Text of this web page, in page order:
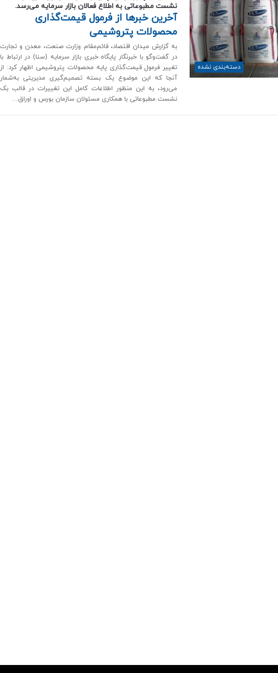
دسته‌بندی نشده
نشست مطبوعاتی به اطلاع فعالان بازار سرمایه می‌رسد.
آخرین خبرها از فرمول قیمت‌گذاری
محصولات پتروشیمی
به گزارش میدان اقتصاد، قائم‌مقام وزارت صنعت، معدن و تجارت
در گفت‌وگو با خبرنگار پایگاه خبری بازار سرمایه (سنا) در ارتباط با
تغییر فرمول قیمت‌گذاری پایه محصولات پتروشیمی اظهار کرد: از
آنجا که این موضوع یک بسته تصمیم‌گیری مدیریتی به‌شمار
می‎‌رود، به این منظور اطلاعات کامل این تغییرات در قالب بک
نشست مطبوعاتی با همکاری مسئولان سازمان بورس و اوراق…